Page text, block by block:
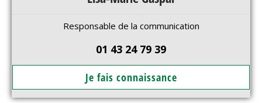
Responsable de la communication
01 43 24 79 39
Je fais connaissance